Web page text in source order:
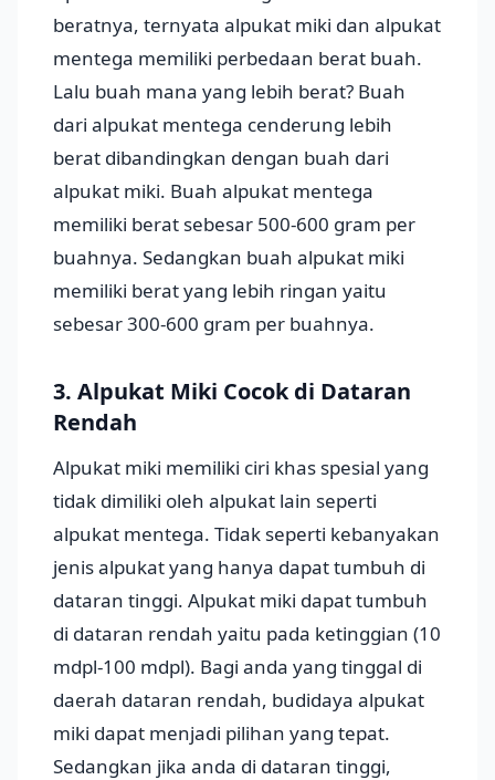
beratnya, ternyata alpukat miki dan alpukat
mentega memiliki perbedaan berat buah.
Lalu buah mana yang lebih berat? Buah
dari alpukat mentega cenderung lebih
berat dibandingkan dengan buah dari
alpukat miki. Buah alpukat mentega
memiliki berat sebesar 500-600 gram per
buahnya. Sedangkan buah alpukat miki
memiliki berat yang lebih ringan yaitu
sebesar 300-600 gram per buahnya.
3. Alpukat Miki Cocok di Dataran
Rendah
Alpukat miki memiliki ciri khas spesial yang
tidak dimiliki oleh alpukat lain seperti
alpukat mentega. Tidak seperti kebanyakan
jenis alpukat yang hanya dapat tumbuh di
dataran tinggi. Alpukat miki dapat tumbuh
di dataran rendah yaitu pada ketinggian (10
mdpl-100 mdpl). Bagi anda yang tinggal di
daerah dataran rendah, budidaya alpukat
miki dapat menjadi pilihan yang tepat.
Sedangkan jika anda di dataran tinggi,